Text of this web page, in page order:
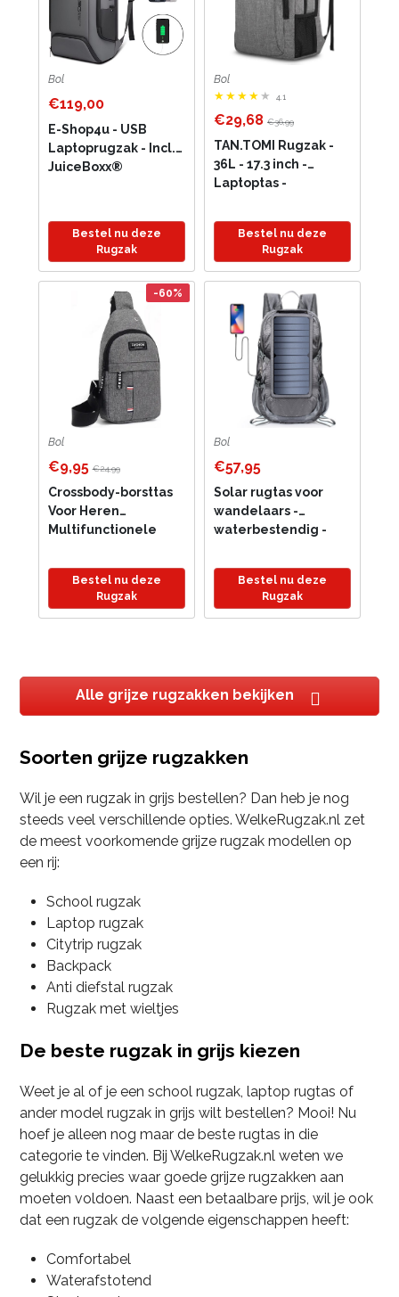
Bol
€119,00
E-Shop4u - USB
Laptoprugzak - Incl.
JuiceBoxx®
Waterdicht - Grote
Capaciteit - Grijs -
USB Oplaadfunctie
Bestel nu deze
Rugzak
Bol
4.1
€29,68 €36,99
TAN.TOMI Rugzak -
36L - 17.3 inch -
Laptoptas -
Dames - Jongens en
Meisjes - USB
Oplaadpoort -
Waterafstotend -
Grote Capaciteit -...
Bestel nu deze
Rugzak
-60%
Bol
€9,95€24,99
Crossbody-borsttas
Voor Heren
Multifunctionele
Capaciteit Voor
Reizen Sport
Camping Telefoon
Oplaadtas Met
Bestel nu deze
Rugzak
Bol
€57,95
Solar rugtas voor
wandelaars -
waterbestendig -
- lichtgewicht - 30L -
multifunctioneel -
meerdere
compartimenten -
Bestel nu deze
Rugzak
Alle grijze rugzakken bekijken
Soorten grijze rugzakken
Wil je een rugzak in grijs bestellen? Dan heb je nog
steeds veel verschillende opties. WelkeRugzak.nl zet
de meest voorkomende grijze rugzak modellen op
een rij:
School rugzak
Laptop rugzak
Citytrip rugzak
Backpack
Anti diefstal rugzak
Rugzak met wieltjes
De beste rugzak in grijs kiezen
Weet je al of je een school rugzak, laptop rugtas of
ander model rugzak in grijs wilt bestellen? Mooi! Nu
hoef je alleen nog maar de beste rugtas in die
categorie te vinden. Bij WelkeRugzak.nl weten we
gelukkig precies waar goede grijze rugzakken aan
moeten voldoen. Naast een betaalbare prijs, wil je ook
dat een rugzak de volgende eigenschappen heeft:
Comfortabel
Waterafstotend